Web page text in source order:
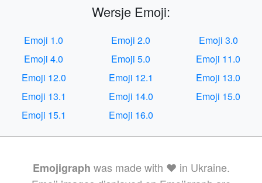
Wersje Emoji:
Emoji 1.0 Emoji 2.0
Emoji 3.0
Emoji 4.0
Emoji 5.0
Emoji 11.0
Emoji 12.0
Emoji 12.1
Emoji 13.0
Emoji 13.1
Emoji 14.0
Emoji 15.0
Emoji 15.1
Emoji 16.0
Emojigraph was made with ❤️ in Ukraine.